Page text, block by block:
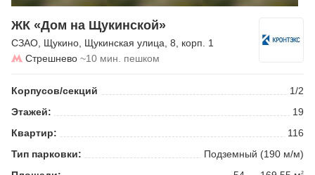
ЖК «Дом на Щукинской»
СЗАО Щукино Щукинская улица , 8, корп. 1
Стрешнево ~10 мин. пешком
Корпусов/секций
1/2
Этажей:
19
Квартир:
116
Тип парковки:
Подземный (190 м/м)
2